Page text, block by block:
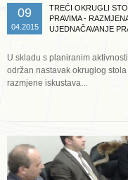
09
04.2015
TREĆI OKRUGLI
PRAVIMA -
UJEDNAČAVANJE
U skladu s planiranim
održan nastavak okruglog
razmjene iskustava...